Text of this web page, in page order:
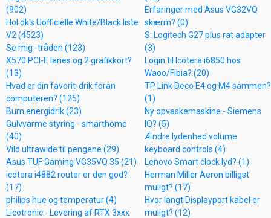
(902)
Hol.dk's Uofficielle White/Black liste
V2 (4523)
Se mig -tråden (123)
X570 PCI-E lanes og 2 grafikkort?
(13)
Hvad er din favorit-drik foran
computeren? (125)
Burn energidrik (23)
Gulvvarme styring - smarthome
(40)
Vild ultrawide til pengene (29)
Asus TUF Gaming VG35VQ 35 (21)
icotera i4882 router er den god?
(17)
philips hue og temperatur (4)
Licotronic - Levering af RTX 3xxx
Erfaringer med Asus VG32VQ
skærm? (0)
S: Logitech G27 plus rat adapter
(3)
Login til Icotera i6850 hos
Waoo/Fibia? (20)
TP Link Deco E4 og M4 sammen?
(1)
Ny opvaskemaskine - Siemens
IQ? (5)
Ændre lydenhed volume
keyboard controls (4)
Lenovo Smart clock lyd? (1)
Herman Miller Aeron billigst
muligt? (17)
Hvor langt Displayport kabel er
muligt? (12)